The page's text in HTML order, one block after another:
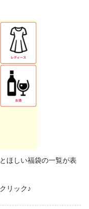
ほしい福袋の一覧が表
リック♪